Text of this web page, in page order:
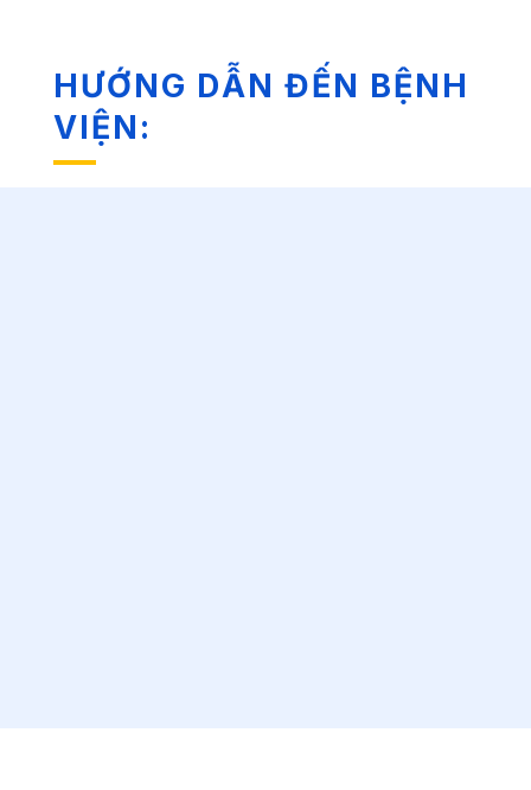
HƯỚNG DẪN ĐẾN BỆNH
VIỆN: